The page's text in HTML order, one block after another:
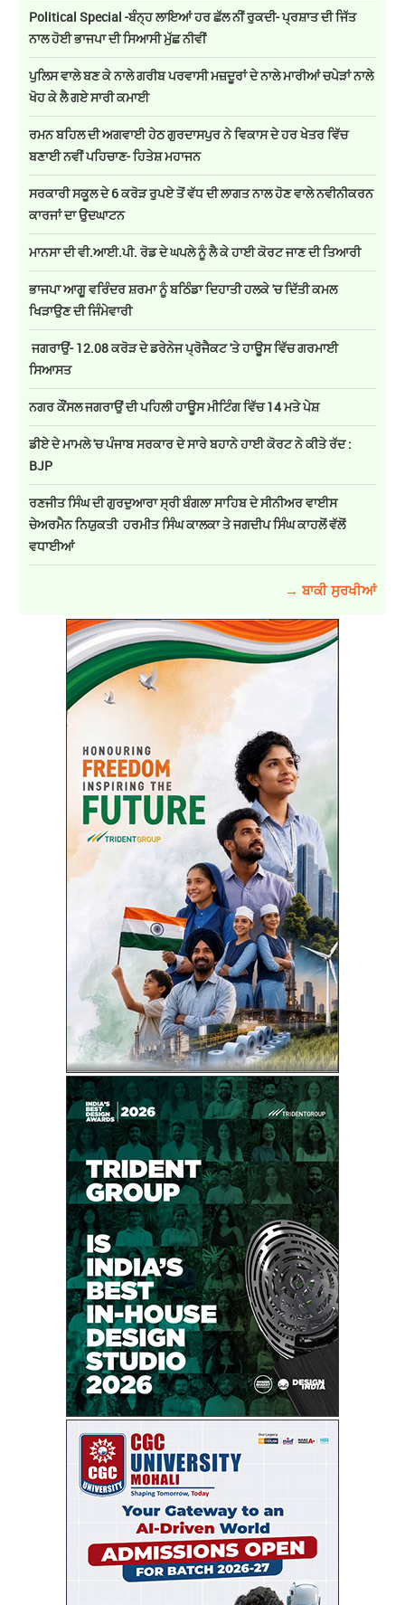
Political Special -ਬੰਨ੍ਹ ਲਾਇਆਂ ਹਰ ਛੱਲ ਨੀਂ ਰੁਕਦੀ- ਪ੍ਰਸ਼ਾਤ ਦੀ ਜਿੱਤ
ਨਾਲ ਹੋਈ ਭਾਜਪਾ ਦੀ ਸਿਆਸੀ ਮੁੱਛ ਨੀਵੀਂ
ਪੁਲਿਸ ਵਾਲੇ ਬਣ ਕੇ ਨਾਲੇ ਗਰੀਬ ਪਰਵਾਸੀ ਮਜ਼ਦੂਰਾਂ ਦੇ ਨਾਲੇ ਮਾਰੀਆਂ ਚਪੇੜਾਂ ਨਾਲੇ
ਖੋਹ ਕੇ ਲੈ ਗਏ ਸਾਰੀ ਕਮਾਈ
ਰਮਨ ਬਹਿਲ ਦੀ ਅਗਵਾਈ ਹੇਠ ਗੁਰਦਾਸਪੁਰ ਨੇ ਵਿਕਾਸ ਦੇ ਹਰ ਖੇਤਰ ਵਿੱਚ
ਬਣਾਈ ਨਵੀਂ ਪਹਿਚਾਣ- ਹਿਤੇਸ਼ ਮਹਾਜਨ
ਸਰਕਾਰੀ ਸਕੂਲ ਦੇ 6 ਕਰੋੜ ਰੁਪਏ ਤੋਂ ਵੱਧ ਦੀ ਲਾਗਤ ਨਾਲ ਹੋਣ ਵਾਲੇ ਨਵੀਨੀਕਰਨ
ਕਾਰਜਾਂ ਦਾ ਉਦਘਾਟਨ
ਮਾਨਸਾ ਦੀ ਵੀ.ਆਈ.ਪੀ. ਰੋਡ ਦੇ ਘਪਲੇ ਨੂੰ ਲੈ ਕੇ ਹਾਈ ਕੋਰਟ ਜਾਣ ਦੀ ਤਿਆਰੀ
ਭਾਜਪਾ ਆਗੂ ਵਰਿੰਦਰ ਸ਼ਰਮਾ ਨੂੰ ਬਠਿੰਡਾ ਦਿਹਾਤੀ ਹਲਕੇ 'ਚ ਦਿੱਤੀ ਕਮਲ
ਖਿੜਾਉਣ ਦੀ ਜਿੰਮੇਵਾਰੀ
ਜਗਰਾਉਂ- 12.08 ਕਰੋੜ ਦੇ ਡਰੇਨੇਜ ਪ੍ਰੋਜੈਕਟ 'ਤੇ ਹਾਊਸ ਵਿੱਚ ਗਰਮਾਈ
ਸਿਆਸਤ
ਨਗਰ ਕੌਂਸਲ ਜਗਰਾਉਂ ਦੀ ਪਹਿਲੀ ਹਾਊਸ ਮੀਟਿੰਗ ਵਿੱਚ 14 ਮਤੇ ਪੇਸ਼
ਡੀਏ ਦੇ ਮਾਮਲੇ 'ਚ ਪੰਜਾਬ ਸਰਕਾਰ ਦੇ ਸਾਰੇ ਬਹਾਨੇ ਹਾਈ ਕੋਰਟ ਨੇ ਕੀਤੇ ਰੱਦ :
BJP
ਰਣਜੀਤ ਸਿੰਘ ਦੀ ਗੁਰਦੁਆਰਾ ਸ੍ਰੀ ਬੰਗਲਾ ਸਾਹਿਬ ਦੇ ਸੀਨੀਅਰ ਵਾਈਸ
ਚੇਅਰਮੈਨ ਨਿਯੁਕਤੀ ਹਰਮੀਤ ਸਿੰਘ ਕਾਲਕਾ ਤੇ ਜਗਦੀਪ ਸਿੰਘ ਕਾਹਲੋਂ ਵੱਲੋਂ
ਵਧਾਈਆਂ
→ ਬਾਕੀ ਸੁਰਖੀਆਂ